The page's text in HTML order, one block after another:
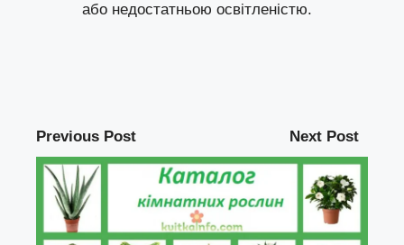
або недостатньою освітленістю.
Previous Post Next Post